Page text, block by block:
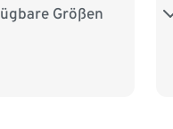
Größen
62/68 74/80